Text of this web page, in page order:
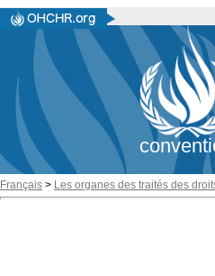
Français > Les organes des traités des